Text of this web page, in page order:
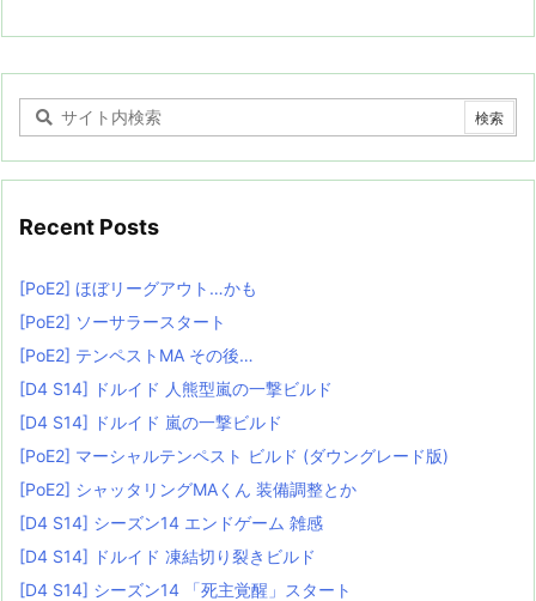
Recent Posts
[PoE2] ほぼリーグアウト…かも
[PoE2] ソーサラースタート
[PoE2] テンペストMA その後…
[D4 S14] ドルイド 人熊型嵐の一撃ビルド
[D4 S14] ドルイド 嵐の一撃ビルド
[PoE2] マーシャルテンペスト ビルド (ダウングレード版)
[PoE2] シャッタリングMAくん 装備調整とか
[D4 S14] シーズン14 エンドゲーム 雑感
[D4 S14] ドルイド 凍結切り裂きビルド
[D4 S14] シーズン14 「死主覚醒」スタート